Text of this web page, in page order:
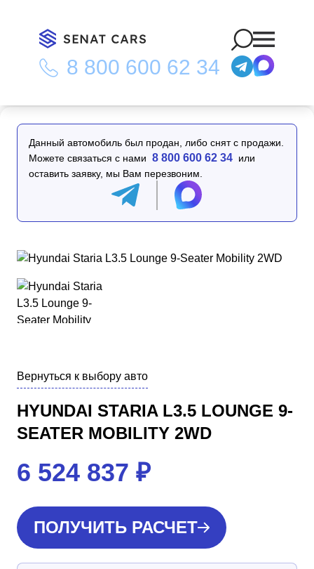
8 800 600 62 34
Главная Каталог/Hyundai Staria L3.5 Lounge 9-Seater
Mobility 2WD
Данный автомобиль был продан, либо снят с продажи.
Можете связаться с нами 8 800 600 62 34 или
оставить заявку, мы Вам перезвоним.
Вернуться к выбору авто
HYUNDAI STARIA L3.5 LOUNGE 9-
SEATER MOBILITY 2WD
6 524 837 ₽
ПОЛУЧИТЬ РАСЧЕТ